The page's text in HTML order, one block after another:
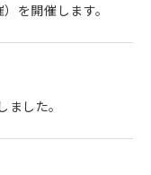
を開催します。
した。